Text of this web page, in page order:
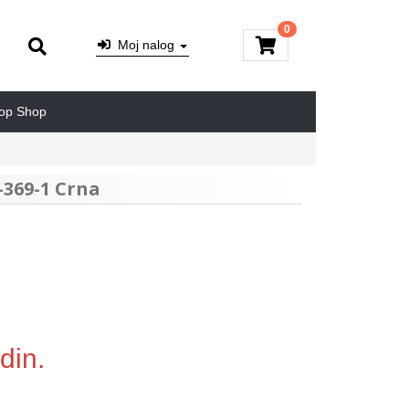
Moj nalog
0
Shop
1 Crna
din.